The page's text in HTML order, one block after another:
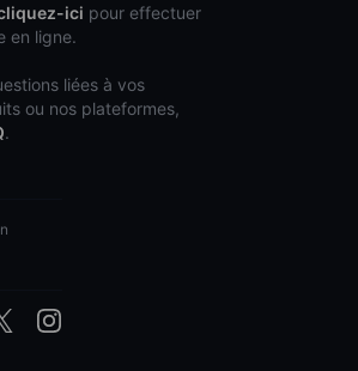
ici pour effectuer
en ligne.
liées à vos
ou nos plateformes,
.